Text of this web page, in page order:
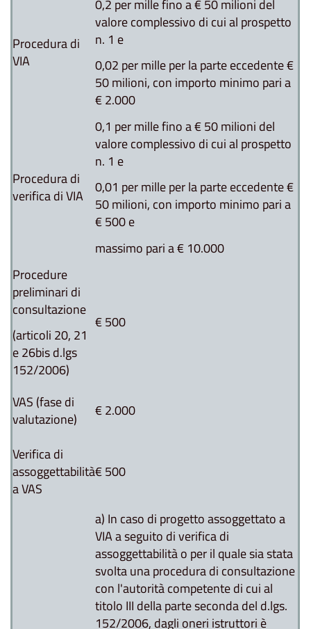
Procedura di
VIA
0,2 per mille fino a € 50 milioni del
valore complessivo di cui al prospetto
n. 1 e
0,02 per mille per la parte eccedente €
50 milioni, con importo minimo pari a
€ 2.000
Procedura di
verifica di VIA
0,1 per mille fino a € 50 milioni del
valore complessivo di cui al prospetto
n. 1 e
0,01 per mille per la parte eccedente €
50 milioni, con importo minimo pari a
€ 500 e
massimo pari a € 10.000
Procedure
preliminari di
consultazione
(articoli 20, 21
e 26bis d.lgs
152/2006)
€ 500
VAS (fase di
valutazione)
€ 2.000
Verifica di
assoggettabilità
a VAS
€ 500
a) In caso di progetto assoggettato a
VIA a seguito di verifica di
assoggettabilità o per il quale sia stata
svolta una procedura di consultazione
con l'autorità competente di cui al
titolo III della parte seconda del d.lgs.
152/2006, dagli oneri istruttori è